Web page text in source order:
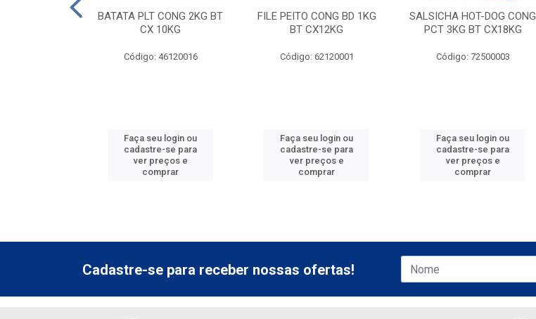
BATATA PLT CONG 2KG BT
CX 10KG
Código: 46120016
Faça seu login ou
cadastre-se para
ver preços e
comprar
FILE PEITO CONG BD 1KG
BT CX12KG
Código: 62120001
Faça seu login ou
cadastre-se para
ver preços e
comprar
SALSICHA HOT-DOG CONG
PCT 3KG BT CX18KG
Código: 72500003
Faça seu login ou
cadastre-se para
ver preços e
comprar
Cadastre-se para receber nossas ofertas!